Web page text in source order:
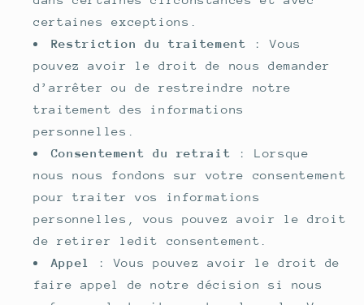
certaines exceptions.
Restriction du traitement : Vous
pouvez avoir le droit de nous demander
d’arrêter ou de restreindre notre
traitement des informations
personnelles.
Consentement du retrait : Lorsque
nous nous fondons sur votre consentement
pour traiter vos informations
personnelles, vous pouvez avoir le droit
de retirer ledit consentement.
Appel
: Vous pouvez avoir le droit de
faire appel de notre décision si nous